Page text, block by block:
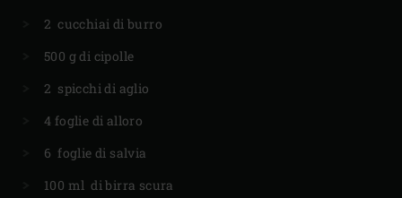
2 cucchiai di burro
500 g di cipolle
2 spicchi di aglio
4 foglie di alloro
6 foglie di salvia
100 ml di birra scura